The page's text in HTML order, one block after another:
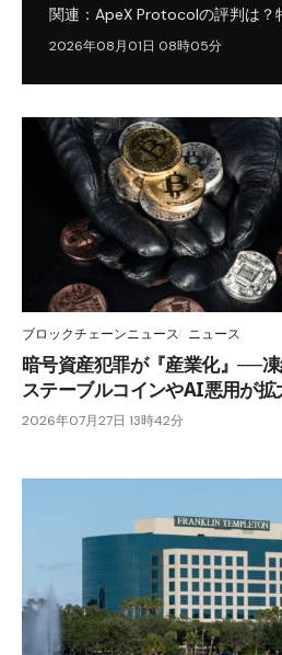
関連：ApeX Protocolの評判は？
2026年08月01日 08時05分
ブロックチェーンニュース ニュース
暗号資産犯罪が『産業化』──
ステーブルコインやAI悪用が拡
2026年07月27日 13時42分